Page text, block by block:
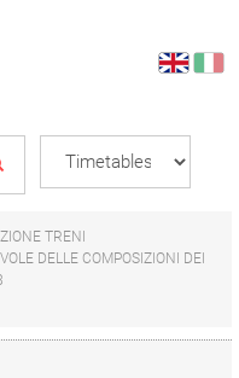
TRENI
DELLE COMPOSIZIONI DEI